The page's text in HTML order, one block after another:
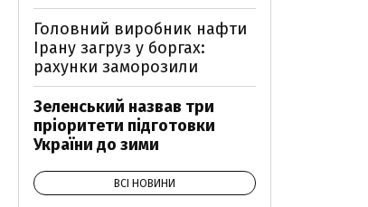
Головний виробник нафти
Ірану загруз у боргах:
рахунки заморозили
Зеленський назвав три
пріоритети підготовки
України до зими
ВСІ НОВИНИ